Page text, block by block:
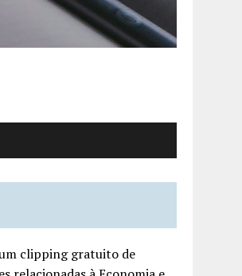
clipping gratuito de